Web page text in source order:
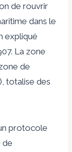
de rouvrir
dans le
expliqué
La zone
de
totalise des
protocole
de